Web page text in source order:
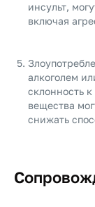
инсульт,
включая
алкоголем
склонность
вещества
снижать